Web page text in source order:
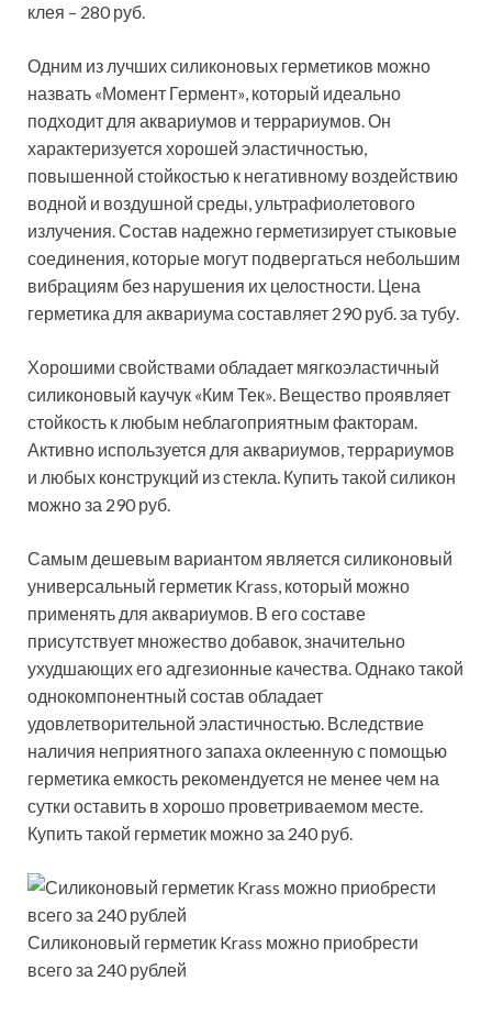
клея – 280 руб.
Одним из лучших силиконовых герметиков можно
назвать «Момент Гермент», который идеально
подходит для аквариумов и террариумов. Он
характеризуется хорошей эластичностью,
повышенной стойкостью к негативному воздействию
водной и воздушной среды, ультрафиолетового
излучения. Состав надежно герметизирует стыковые
соединения, которые могут подвергаться небольшим
вибрациям без нарушения их целостности. Цена
герметика для аквариума составляет 290 руб. за тубу.
Хорошими свойствами обладает мягкоэластичный
силиконовый каучук «Ким Тек». Вещество проявляет
стойкость к любым неблагоприятным факторам.
Активно используется для аквариумов, террариумов
и любых конструкций из стекла. Купить такой силикон
можно за 290 руб.
Самым дешевым вариантом является силиконовый
универсальный герметик Krass, который можно
применять для аквариумов. В его составе
присутствует множество добавок, значительно
ухудшающих его адгезионные качества. Однако такой
однокомпонентный состав обладает
удовлетворительной эластичностью. Вследствие
наличия неприятного запаха оклеенную с помощью
герметика емкость рекомендуется не менее чем на
сутки оставить в хорошо проветриваемом месте.
Купить такой герметик можно за 240 руб.
Силиконовый герметик Krass можно приобрести
всего за 240 рублей